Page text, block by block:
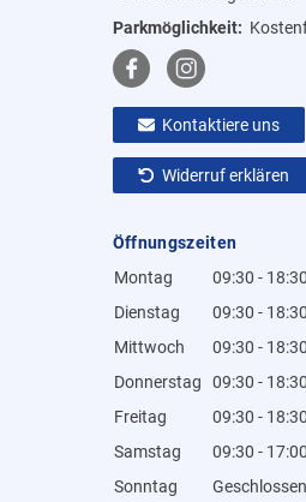
Parkmöglichkeit:
Kontaktiere uns
Widerruf erklären
Öffnungszeiten
Montag
09:30 - 18:30
Dienstag
09:30 - 18:30
Mittwoch
09:30 - 18:30
Donnerstag
09:30 - 18:30
Freitag
09:30 - 18:30
Samstag
09:30 - 17:00
Sonntag
Geschlossen